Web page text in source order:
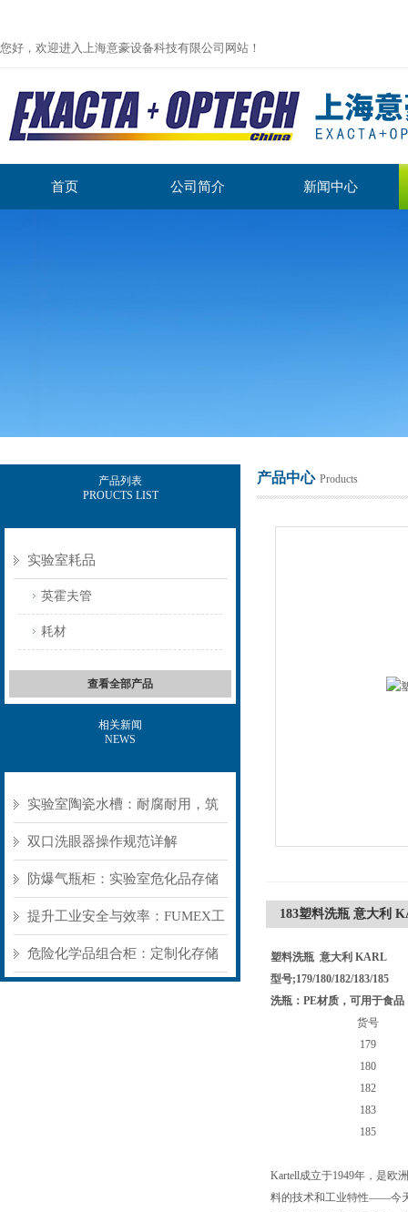
您好，欢迎进入上海意豪设备科技有限公司网站！
首页 公司简介 新闻中心
产品列表
PROUCTS LIST
实验室耗品
英霍夫管
耗材
查看全部产品
相关新闻
NEWS
实验室陶瓷水槽：耐腐耐用，筑
牢实验室基础防护
双口洗眼器操作规范详解
防爆气瓶柜：实验室危化品存储
的“被动安全盾”
提升工业安全与效率：FUMEX工
业抽气罩如何优化工作环境
危险化学品组合柜：定制化存储
产品中心 Products
183塑料洗瓶 意大利
塑料洗瓶 意大利 KARL
型号;179/180/182/183/185
洗瓶：PE材质，可用于食品
货号
179
180
182
183
185
Kartell成立于1949年，是欧
料的技术和工业特性——今